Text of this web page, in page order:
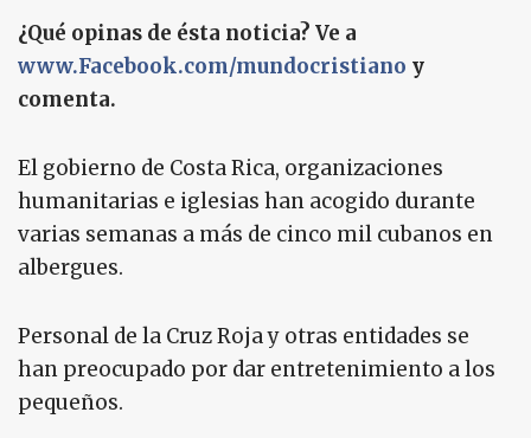
¿Qué opinas de ésta noticia? Ve a
www.Facebook.com/mundocristiano y
comenta.
El gobierno de Costa Rica, organizaciones
humanitarias e iglesias han acogido durante
varias semanas a más de cinco mil cubanos en
albergues.
Personal de la Cruz Roja y otras entidades se
han preocupado por dar entretenimiento a los
pequeños.